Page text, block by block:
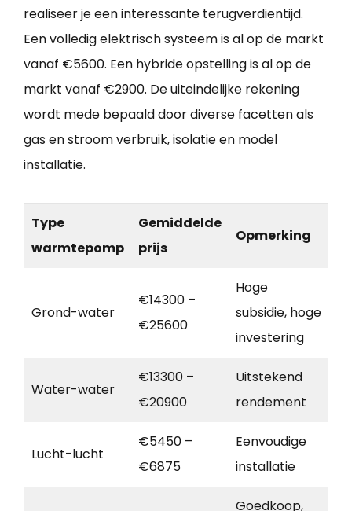
realiseer je een interessante terugverdientijd.
Een volledig elektrisch systeem is al op de markt
vanaf €5600. Een hybride opstelling is al op de
markt vanaf €2900. De uiteindelijke rekening
wordt mede bepaald door diverse facetten als
gas en stroom verbruik, isolatie en model
installatie.
Type
warmtepomp
Gemiddelde
prijs
Opmerking
Grond-water
€14300 –
€25600
Hoge
subsidie, hoge
investering
Water-water
€13300 –
€20900
Uitstekend
rendement
Lucht-lucht
€5450 –
€6875
Eenvoudige
installatie
Goedkoop,